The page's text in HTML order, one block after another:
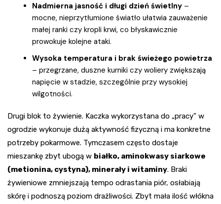
Nadmierna jasność i długi dzień świetlny –
mocne, nieprzytłumione światło ułatwia zauważenie
małej ranki czy kropli krwi, co błyskawicznie
prowokuje kolejne ataki.
Wysoka temperatura i brak świeżego powietrza
– przegrzane, duszne kurniki czy woliery zwiększają
napięcie w stadzie, szczególnie przy wysokiej
wilgotności.
Drugi blok to żywienie. Kaczka wykorzystana do „pracy” w
ogrodzie wykonuje dużą aktywność fizyczną i ma konkretne
potrzeby pokarmowe. Tymczasem często dostaje
mieszankę zbyt ubogą w białko, aminokwasy siarkowe
(metionina, cystyna), minerały i witaminy. Braki
żywieniowe zmniejszają tempo odrastania piór, osłabiają
skórę i podnoszą poziom drażliwości. Zbyt mała ilość włókna